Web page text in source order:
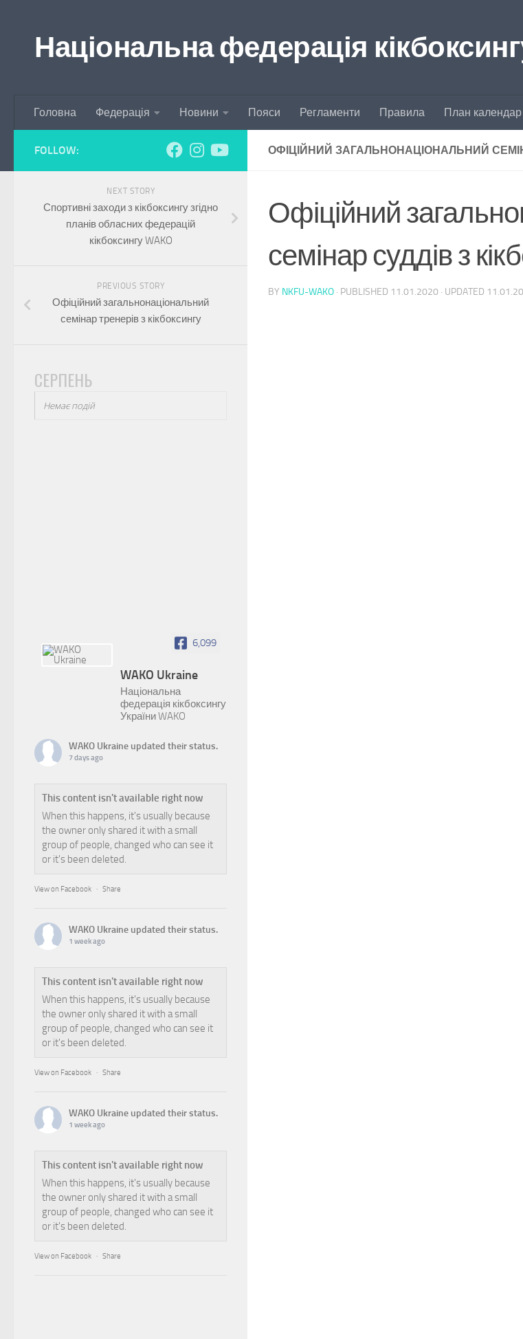
Національна федерація
Головна Федерація Новини Пояси Регламенти Правила План календар
ОФІЦІЙНИЙ ЗАГАЛЬНОНАЦІОНАЛЬНИЙ
Офіційний
семінар суддів з
BY NKFU-WAKO · PUBLISHED 11.01.2020 · UPDATED
FOLLOW:
NEXT STORY
Спортивні заходи з кікбоксингу згідно
планів обласних федерацій
кікбоксингу WAKO
PREVIOUS STORY
Офіційний загальнонаціональний
семінар тренерів з кікбоксингу
СЕРПЕНЬ
Немає подій
6,099
WAKO Ukraine
Національна
федерація кікбоксингу
України WAKO
WAKO Ukraine updated their status.
7 days ago
This content isn't available right now
When this happens, it's usually because
the owner only shared it with a small
group of people, changed who can see it
or it's been deleted.
View on Facebook · Share
WAKO Ukraine updated their status.
1 week ago
This content isn't available right now
When this happens, it's usually because
the owner only shared it with a small
group of people, changed who can see it
or it's been deleted.
View on Facebook · Share
WAKO Ukraine updated their status.
1 week ago
This content isn't available right now
When this happens, it's usually because
the owner only shared it with a small
group of people, changed who can see it
or it's been deleted.
View on Facebook · Share